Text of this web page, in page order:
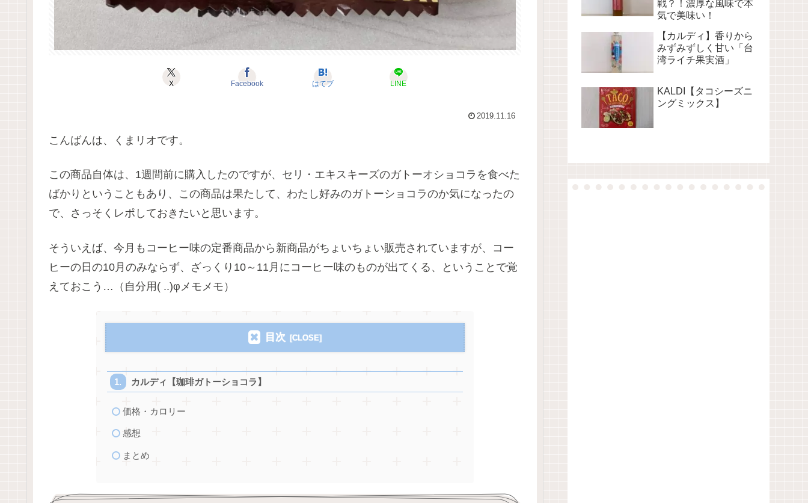
X Facebook はてブ LINE
2019.11.16
こんばんは、くまリオです。
この商品自体は、1週間前に購入したのですが、セリ・エキスキーズのガトーオショコラを食べた
ばかりということもあり、この商品は果たして、わたし好みのガトーショコラのか気になったの
で、さっそくレポしておきたいと思います。
そういえば、今月もコーヒー味の定番商品から新商品がちょいちょい販売されていますが、コー
ヒーの日の10月のみならず、ざっくり10～11月にコーヒー味のものが出てくる、ということで覚
えておこう…（自分用( ..)φメモメモ）
目次
カルディ【珈琲ガトーショコラ】
価格・カロリー
感想
まとめ
戦？！濃厚な風味で本
気で美味い！
【カルディ】香りから
みずみずしく甘い「台
湾ライチ果実酒」
KALDI【タコシーズニ
ングミックス】